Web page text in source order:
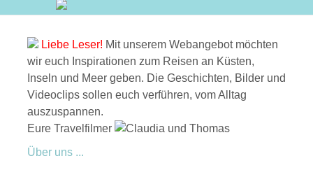
Liebe Leser! Mit unserem Webangebot möchten
wir euch Inspirationen zum Reisen an Küsten,
Inseln und Meer geben. Die Geschichten, Bilder und
Videoclips sollen euch verführen, vom Alltag
auszuspannen.
Eure Travelfilmer
Über uns ...